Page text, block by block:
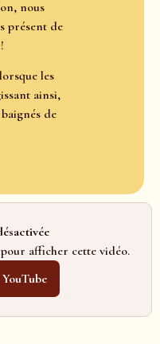
nous
présent de
les
ainsi,
de
afficher cette vidéo.